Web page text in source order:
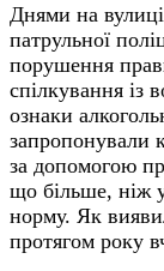
Днями на
патрульної
порушення
спілкування із
ознаки
запропонували
за допомогою
що більше, ніж
норму. Як
протягом року